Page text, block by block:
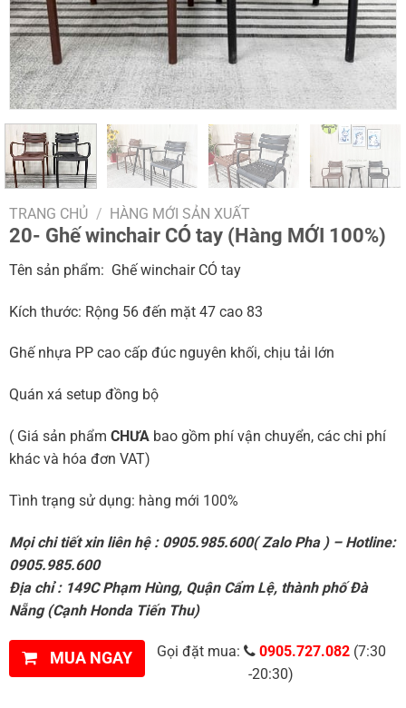
TRANG CHỦ / HÀNG MỚI SẢN XUẤT
20- Ghế winchair CÓ tay (Hàng MỚI 100%)
Tên sản phẩm: Ghế winchair CÓ tay
Kích thước: Rộng 56 đến mặt 47 cao 83
Ghế nhựa PP cao cấp đúc nguyên khối, chịu tải lớn
Quán xá setup đồng bộ
( Giá sản phẩm CHƯAbao gồm phí vận chuyển, các chi phí
khác và hóa đơn VAT)
Tình trạng sử dụng: hàng mới 100%
Mọi chi tiết xin liên hệ : 0905.985.600( Zalo Pha ) – Hotline:
0905.985.600
Địa chỉ : 149C Phạm Hùng, Quận Cẩm Lệ, thành phố Đà
Nẵng (Cạnh Honda Tiến Thu)
MUA NGAY Gọi đặt mua: 0905.727.082(7:30
-20:30)